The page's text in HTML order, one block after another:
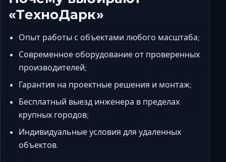
«ТехноДарк»
Опыт работы с объектами любого масштаба;
Современное оборудование от проверенных
производителей;
Гарантия на проектные решения и монтаж;
Бесплатный выезд инженера в пределах
крупных городов;
Индивидуальные условия для удаленных
объектов.